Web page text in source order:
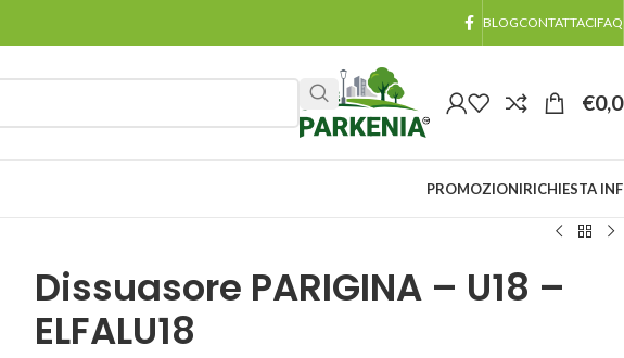
BLOGCONTATTACIFAQ
€
PROMOZIONIRICHIESTA
Dissuasore PARIGINA – U18 –
ELFALU18